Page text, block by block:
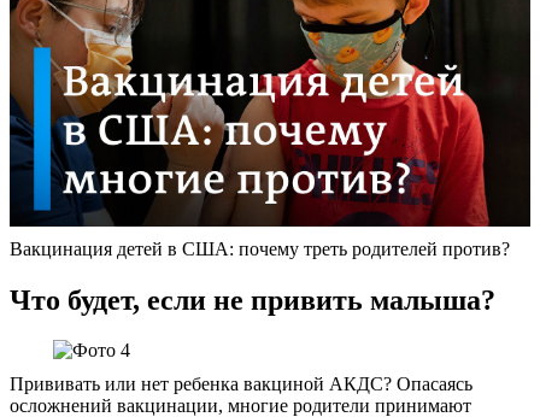
Вакцинация детей в США: почему треть родителей против?
Что будет, если не привить малыша?
Прививать или нет ребенка вакциной АКДС? Опасаясь
осложнений вакцинации, многие родители принимают